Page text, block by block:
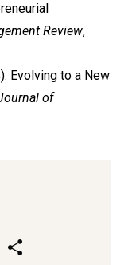
Review,
Evolving to a New
of
Copy